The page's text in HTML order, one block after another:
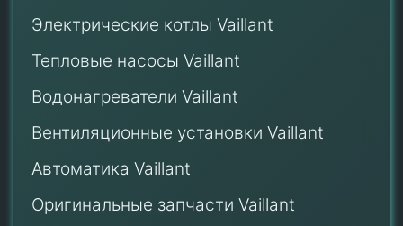
Электрические котлы Vaillant
Тепловые насосы Vaillant
Водонагреватели Vaillant
Вентиляционные установки Vaillant
Автоматика Vaillant
Оригинальные запчасти Vaillant